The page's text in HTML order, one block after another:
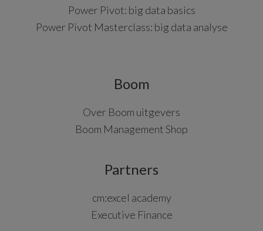
Power Pivot: big data basics
Power Pivot Masterclass: big data analyse
Boom
Over Boom uitgevers
Boom Management Shop
Partners
cm:excel academy
Executive Finance